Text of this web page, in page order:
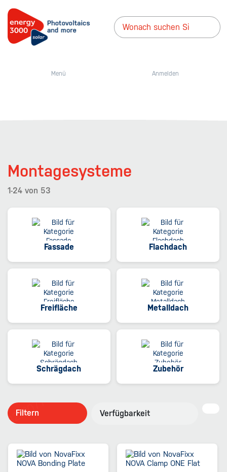
Menü Anmelden
Montagesysteme
1-24 von 53
Fassade Flachdach
Freifläche Metalldach
Schrägdach Zubehör
Filtern Verfügbarkeit